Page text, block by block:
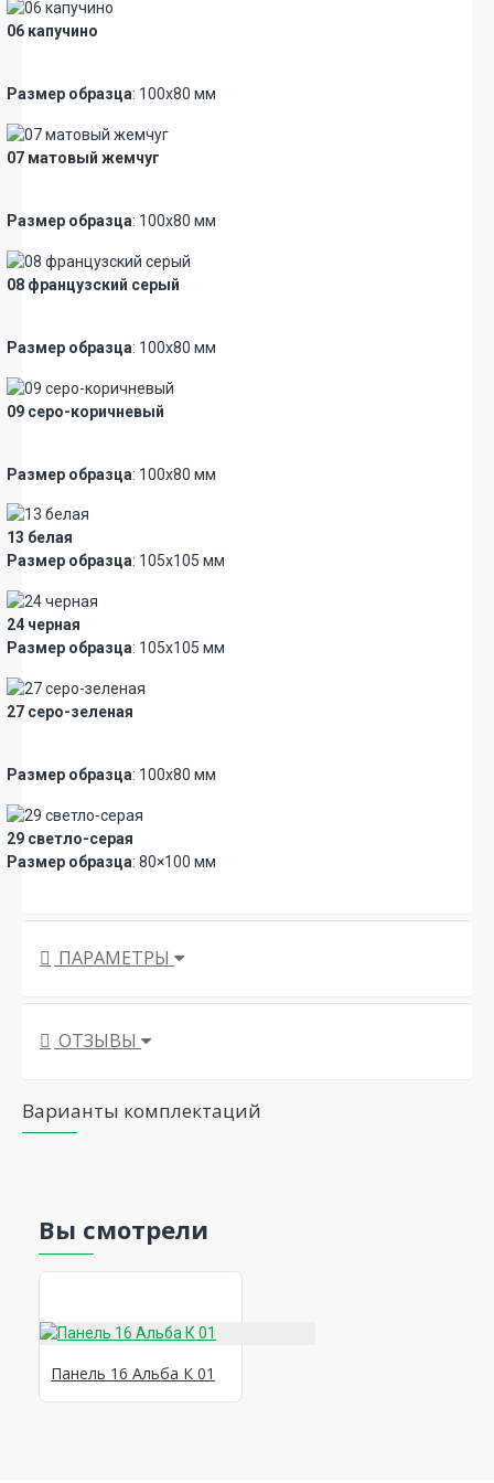
06 капучино
Размер образца: 100х80 мм
07 матовый жемчуг
Размер образца: 100х80 мм
08 французский серый
Размер образца: 100х80 мм
09 серо-коричневый
Размер образца: 100х80 мм
13 белая
Размер образца: 105х105 мм
24 черная
Размер образца: 105х105 мм
27 серо-зеленая
Размер образца: 100х80 мм
29 светло-серая
Размер образца: 80×100 мм
ПАРАМЕТРЫ
ОТЗЫВЫ
Варианты комплектаций
Вы смотрели
Панель 16 Альба К 01